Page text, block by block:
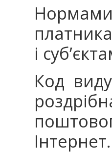
і
Код
Інтернет.